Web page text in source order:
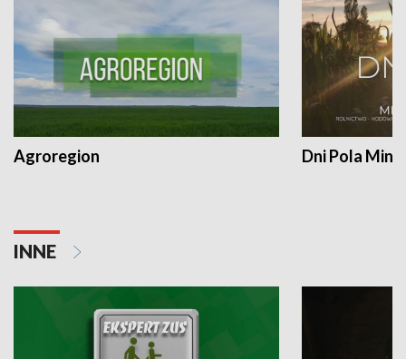
Agroregion Dni Pola
INNE